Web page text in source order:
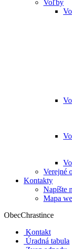
Voľby
Verejné
Kontakty
Napíšte
Mapa
ObecChrastince
Kontakt
Úradná tabula